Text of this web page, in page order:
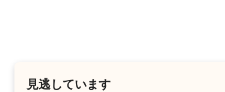
見逃しています